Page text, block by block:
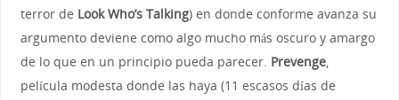
terror de Look Who’s Talking) en donde conforme avanza su
argumento deviene como algo mucho más oscuro y amargo
de lo que en un principio pueda parecer. Prevenge,
película modesta donde las haya (11 escasos días de